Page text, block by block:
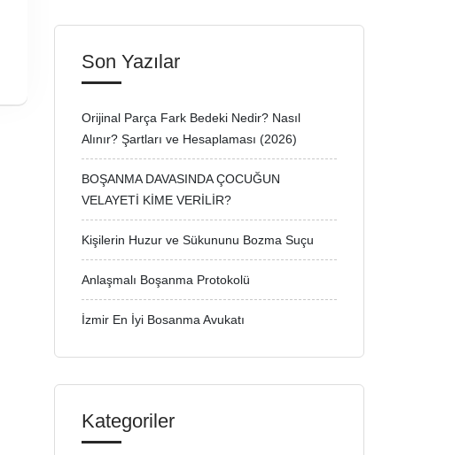
Son Yazılar
Orijinal Parça Fark Bedeki Nedir? Nasıl
Alınır? Şartları ve Hesaplaması (2026)
BOŞANMA DAVASINDA ÇOCUĞUN
VELAYETİ KİME VERİLİR?
Kişilerin Huzur ve Sükununu Bozma Suçu
Anlaşmalı Boşanma Protokolü
İzmir En İyi Bosanma Avukatı
Kategoriler